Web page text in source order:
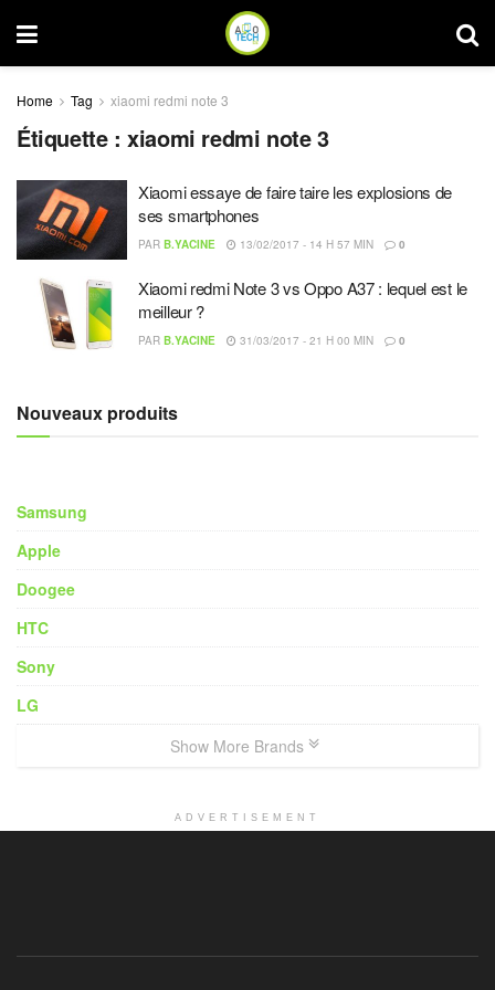
Home Tag xiaomi redmi note 3
Étiquette :xiaomi redmi note 3
Xiaomi essaye de faire taire les explosions de
ses smartphones
PAR B.YACINE 13/02/2017 - 14 H 57 MIN 0
Xiaomi redmi Note 3 vs Oppo A37 : lequel est le
meilleur ?
PAR B.YACINE 31/03/2017 - 21 H 00 MIN 0
Nouveaux produits
Samsung
Apple
Doogee
HTC
Sony
LG
Show More Brands
ADVERTISEMENT